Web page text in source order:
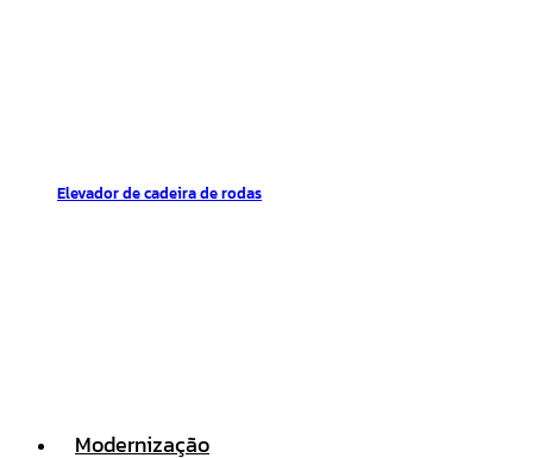
Elevador de cadeira de rodas
Modernização